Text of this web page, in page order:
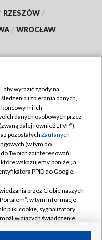
RZESZÓW /
/ WROCŁAW
TVP
wyrazić zgody na
i zbierania danych,
i ich
danych osobowych przez
dalej również „TVP”),
pozostałych Zaufanych
(w tym do
Twoich zainteresowań i
wskazujemy poniżej, a
PPID do Google.
przez Ciebie naszych
w tym informacje
pliki cookie, sygnalizatory
świadczenie